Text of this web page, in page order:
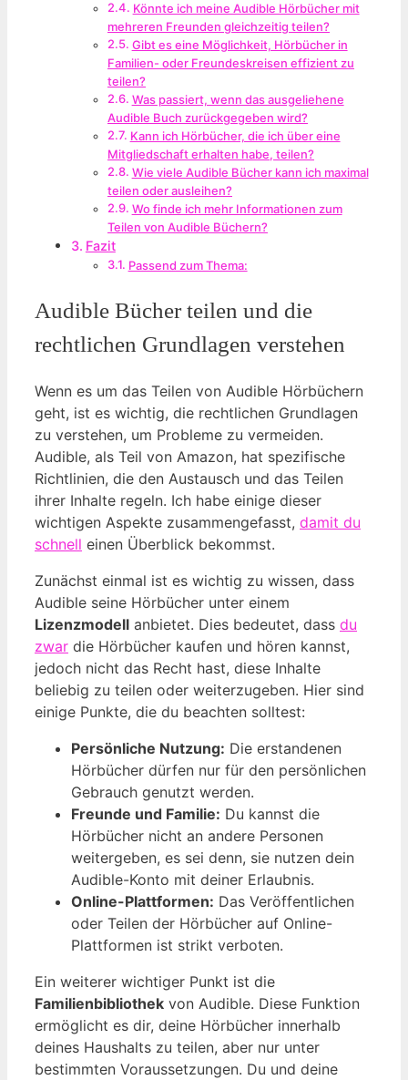
Könnte ich meine Audible Hörbücher mit
mehreren Freunden gleichzeitig teilen?
Gibt es eine Möglichkeit, Hörbücher in
Familien- oder Freundeskreisen effizient zu
teilen?
Was passiert, wenn das ausgeliehene
Audible Buch zurückgegeben wird?
Kann ich Hörbücher, die ich über eine
Mitgliedschaft erhalten habe, teilen?
Wie viele Audible Bücher kann ich maximal
teilen oder ausleihen?
Wo finde ich mehr Informationen zum
Teilen von Audible Büchern?
Fazit
Passend zum Thema:
Audible Bücher teilen und die
rechtlichen Grundlagen verstehen
Wenn es um das Teilen von Audible Hörbüchern
geht, ist es wichtig, die rechtlichen Grundlagen
zu verstehen, um Probleme zu vermeiden.
Audible, als Teil von Amazon, hat spezifische
Richtlinien, die den Austausch und das Teilen
ihrer Inhalte regeln. Ich habe einige dieser
wichtigen Aspekte zusammengefasst, damit du
schnell einen Überblick bekommst.
Zunächst einmal ist es wichtig zu wissen, dass
Audible seine Hörbücher unter einem
Lizenzmodell anbietet. Dies bedeutet, dass du
zwar die Hörbücher kaufen und hören kannst,
jedoch nicht das Recht hast, diese Inhalte
beliebig zu teilen oder weiterzugeben. Hier sind
einige Punkte, die du beachten solltest:
Persönliche Nutzung: Die erstandenen
Hörbücher dürfen nur für den persönlichen
Gebrauch genutzt werden.
Freunde und Familie: Du kannst die
Hörbücher nicht an andere Personen
weitergeben, es sei denn, sie nutzen dein
Audible-Konto mit deiner Erlaubnis.
Online-Plattformen: Das Veröffentlichen
oder Teilen der Hörbücher auf Online-
Plattformen ist strikt verboten.
Ein weiterer wichtiger Punkt ist die
Familienbibliothek von Audible. Diese Funktion
ermöglicht es dir, deine Hörbücher innerhalb
deines Haushalts zu teilen, aber nur unter
bestimmten Voraussetzungen. Du und deine